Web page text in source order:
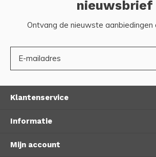
nieuwsbrief
Ontvang de nieuwste aanbiedingen
Klantenservice
Informatie
Mijn account